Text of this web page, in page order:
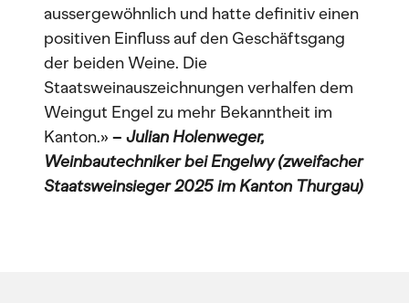
aussergewöhnlich und hatte definitiv einen
positiven Einfluss auf den Geschäftsgang
der beiden Weine. Die
Staatsweinauszeichnungen verhalfen dem
Weingut Engel zu mehr Bekanntheit im
Kanton.» – Julian Holenweger,
Weinbautechniker bei Engelwy (zweifacher
Staatsweinsieger 2025 im Kanton Thurgau)